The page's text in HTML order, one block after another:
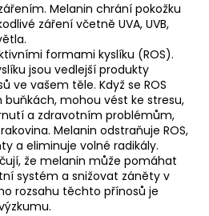
Melanin chrání pokožku
záření včetně UVA, UVB,
formami kyslíku (ROS).
jsou vedlejší produkty
ve vašem těle. Když se ROS
mohou vést ke stresu,
a zdravotním problémům,
Melanin odstraňuje ROS,
a eliminuje volné radikály.
že melanin může pomáhat
systém a snižovat záněty v
rozsahu těchto přínosů je